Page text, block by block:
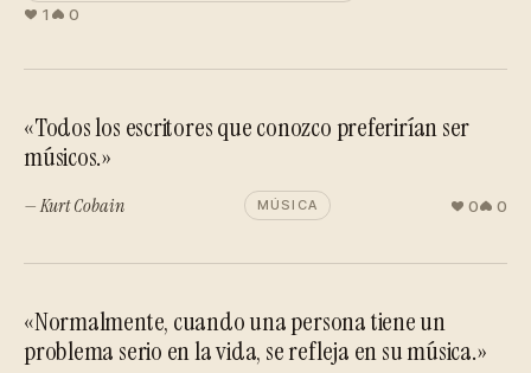
1 0
«Todos los escritores que conozco preferirían ser
músicos.»
— Kurt Cobain MÚSICA 0 0
«Normalmente, cuando una persona tiene un
problema serio en la vida, se refleja en su música.»